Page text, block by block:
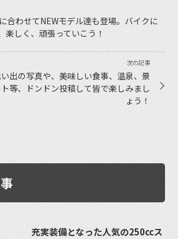
合わせてNEWモデル達も登場。バイクに
楽しく、頑張っていこう！
出の写真や、美味しい食事、温泉、景
等、ドンドン投稿して皆で楽しみまし
ょう！
充実装備となった人気の250ccス